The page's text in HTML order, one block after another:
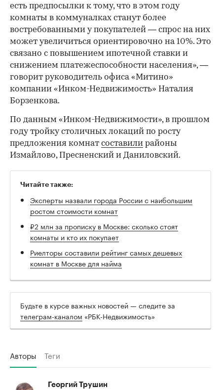
есть предпосылки к тому, что в этом году
комнаты в коммуналках станут более
востребованными у покупателей — спрос на них
может увеличиться ориентировочно на 10%. Это
связано с повышением ипотечной ставки и
снижением платежеспособности населения», —
говорит руководитель офиса «Митино»
компании «Инком-Недвижимость» Наталия
Борзенкова.
По данным «Инком-Недвижимости», в прошлом
году тройку столичных локаций по росту
предложения комнат составили районы
Измайлово, Пресненский и Даниловский.
Читайте также:
Эксперты назвали города России с наибольшим
ростом стоимости комнат
₽2 млн за прописку в Москве: сколько стоят
комнаты и кто их покупает
Риелторы составили рейтинг самых дешевых
комнат в Москве для найма
Будьте в курсе важных новостей — следите за
телеграм-каналом «РБК-Недвижимость»
Авторы Теги
Георгий Трушин